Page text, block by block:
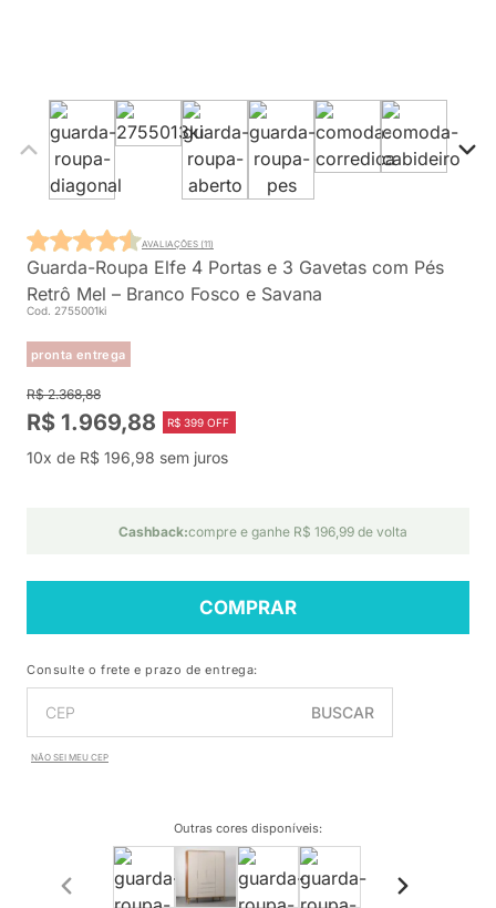
Guarda-Roupa Elfe 4 Portas e 3 Gavetas com Pés
Retrô Mel – Branco Fosco e Savana
Cod. 2755001ki
pronta entrega
AVALIAÇÕES (11)
R$ 2.368,88
R$ 1.969,88 R$ 399 OFF
10x de R$ 196,98 sem juros
Cashback:compre e ganhe R$ 196,99 de volta
COMPRAR
Consulte o frete e prazo de entrega:
BUSCAR
NÃO SEI MEU CEP
Outras cores disponíveis: